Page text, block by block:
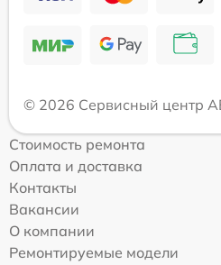
© 2026 Сервисный центр
Стоимость ремонта
Оплата и доставка
Контакты
Вакансии
О компании
Ремонтируемые модели